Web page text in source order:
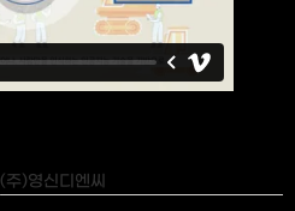
(주)영신디엔씨